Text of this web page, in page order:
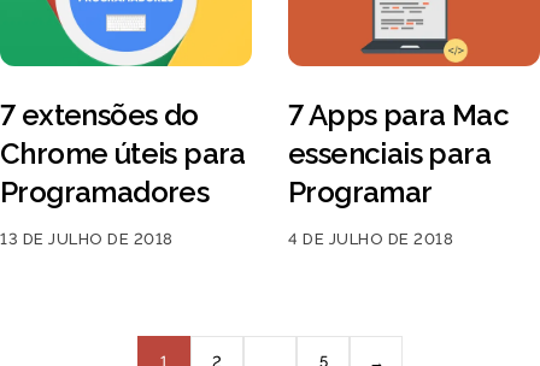
7 extensões do
Chrome úteis para
Programadores
13 DE JULHO DE 2018
7 Apps para Mac
essenciais para
Programar
4 DE JULHO DE 2018
Página
1 Página
2 Página
5 →